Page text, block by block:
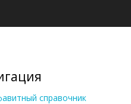
справочник